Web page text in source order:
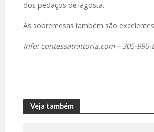
dos pedaços de lagosta.
As sobremesas também são
Info: contessatrattoria.com – 305-990-
Veja também